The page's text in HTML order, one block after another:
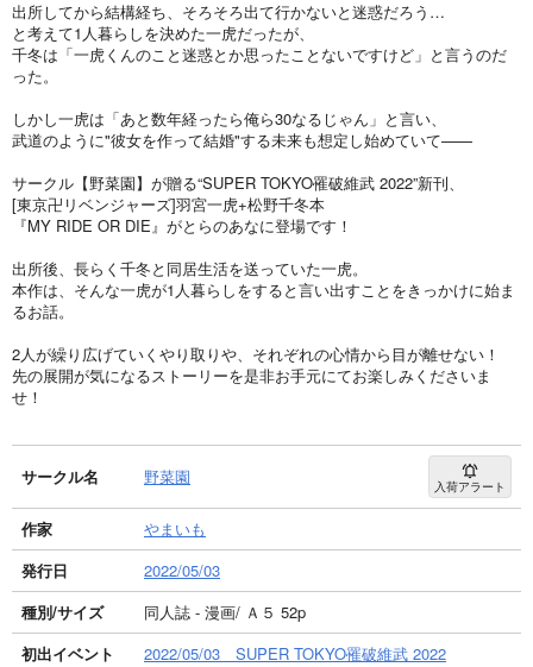
出所してから結構経ち、そろそろ出て行かないと迷惑だろう…
と考えて1人暮らしを決めた一虎だったが、
千冬は「一虎くんのこと迷惑とか思ったことないですけど」と言うのだ
った。
しかし一虎は「あと数年経ったら俺ら30なるじゃん」と言い、
武道のように"彼女を作って結婚"する未来も想定し始めていて——
サークル【野菜園】が贈る“SUPER TOKYO罹破維武 2022”新刊、
[東京卍リベンジャーズ]羽宮一虎+松野千冬本
『MY RIDE OR DIE』がとらのあなに登場です！
出所後、長らく千冬と同居生活を送っていた一虎。
本作は、そんな一虎が1人暮らしをすると言い出すことをきっかけに始ま
るお話。
2人が繰り広げていくやり取りや、それぞれの心情から目が離せない！
先の展開が気になるストーリーを是非お手元にてお楽しみくださいま
せ！
サークル名 野菜園 入荷アラート
作家
やまいも
発行日
2022/05/03
種別/サイズ
同人誌 - 漫画/ Ａ５ 52p
初出イベント
2022/05/03 SUPER TOKYO罹破維武 2022